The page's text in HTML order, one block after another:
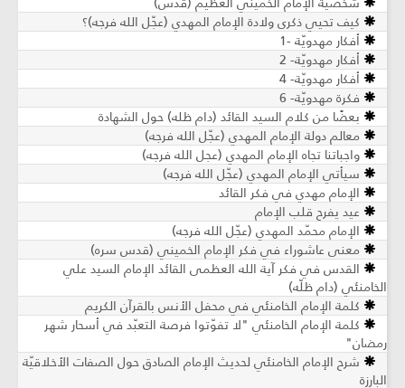
كيف تحيي ذكرى ولادة الإمام المهدي (عجّل الله فرجه)؟
أفكار مهدويّة -1
أفكار مهدويّة- 2
أفكار مهدويّة- 4
فكرة مهدويّة- 6
بعضًا من كلام السيد القائد (دام ظله) حول الشهادة
معالم دولة الإمام المهدي (عجّل الله فرجه)
واجباتنا تجاه الإمام المهدي (عجل الله فرجه)
سيأتي الإمام المهدي (عجّل الله فرجه)
الإمام مهدي في فكر القائد
عيد يفرح قلب الإمام
الإمام محمّد المهدي (عجّل الله فرجه)
معنى عاشوراء في فكر الإمام الخميني (قدس سره)
القدس في فكر آية الله العظمى القائد الإمام السيد علي
الخامنئي (دام ظلّه)
كلمة الإمام الخامنئي في محفل الأنس بالقرآن الكريم
كلمة الإمام الخامنئي "لا تفوّتوا فرصة التعبّد في أسحار شهر
رمضان"
شرح الإمام الخامنئي لحديث الإمام الصادق حول الصفات الأخلاقيّة
البارزة